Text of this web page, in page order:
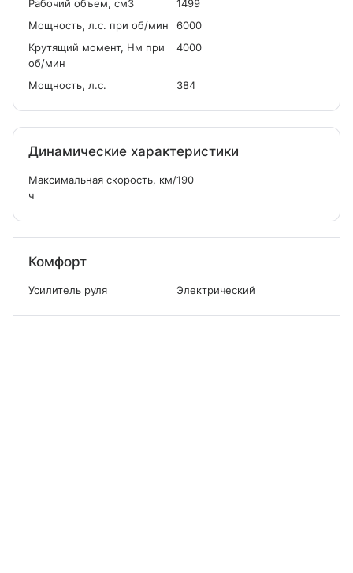
Рабочий объем, см3
1499
Мощность, л.с. при об/мин
6000
Крутящий момент, Нм при
об/мин
4000
Мощность, л.с. 384
Динамические характеристики
Максимальная скорость, км/
ч
190
Комфорт
Усилитель руля Электрический